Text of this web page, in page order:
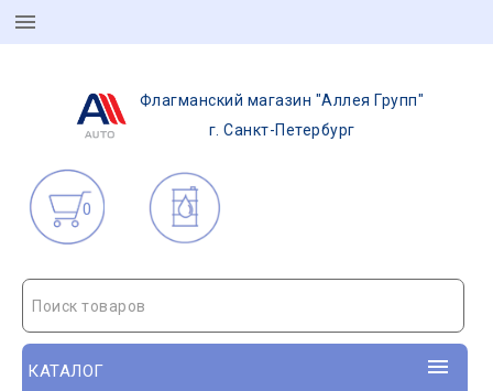
Флагманский магазин "Аллея Групп"
г. Санкт-Петербург
0
Поиск товаров
КАТАЛОГ